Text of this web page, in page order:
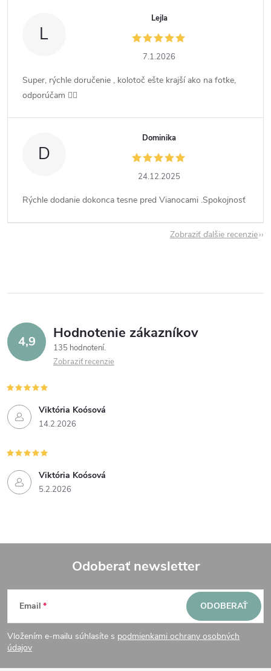
L
Lejla
7.1.2026
Super, rýchle doručenie , kolotoč ešte krajší ako na fotke,
odporúčam 👍🏻
D
Dominika
24.12.2025
Rýchle dodanie dokonca tesne pred Vianocami .Spokojnosť
Zobraziť ďalšie recenzie
4,9 Hodnotenie zákazníkov
135 hodnotení
Zobraziť recenzie
Viktória Koósová
14.2.2026
Viktória Koósová
5.2.2026
Z
á
p
Odoberať newsletter
Email
Vložením e-mailu súhlasíte s podmienkami ochrany osobných
údajov
ODOBERAŤ